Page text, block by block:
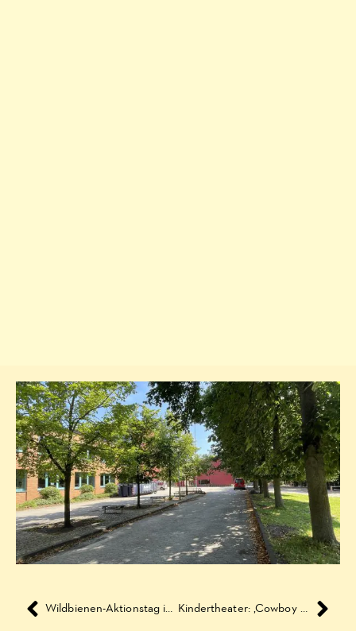
Wildbienen-Aktionstag im Haus Entenfang Kindertheater: ‚Cowboy Klaus und sein Schwein Lisa‘